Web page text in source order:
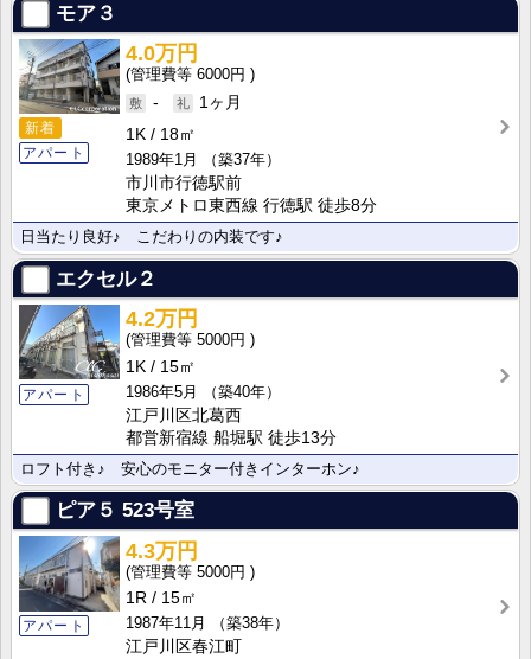
モア３
新着
アパート
4.0万円
6000円
-
1ヶ月
1K
18㎡
1989年1月
（築37年）
市川市行徳駅前
東京メトロ東西線 行徳駅 徒歩8分
日当たり良好♪ こだわりの内装です♪
エクセル２
アパート
4.2万円
5000円
1K
15㎡
1986年5月
（築40年）
江戸川区北葛西
都営新宿線 船堀駅 徒歩13分
ロフト付き♪ 安心のモニター付きインターホン♪
ピア５ 523号室
アパート
4.3万円
5000円
1R
15㎡
1987年11月
（築38年）
江戸川区春江町